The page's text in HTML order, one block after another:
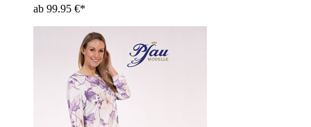
ab 99.95 €*